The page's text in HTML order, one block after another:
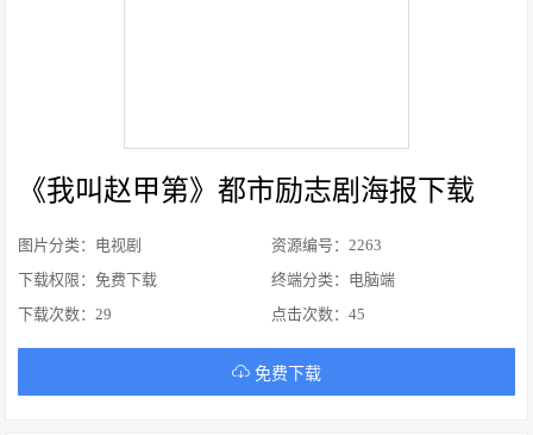
《我叫赵甲第》都市励志剧海报下载
资源编号：2263
图片分类：电视剧
终端分类：电脑端
下载权限：免费下载
点击次数：45
下载次数： 29
免费下载